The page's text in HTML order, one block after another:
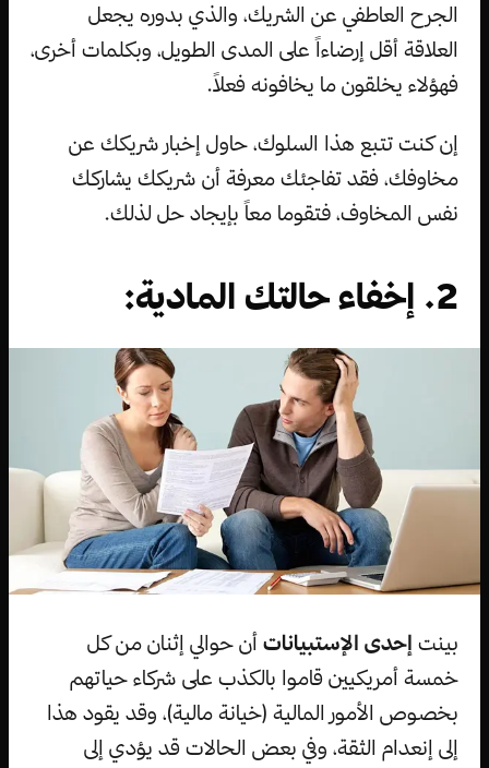
الجرح العاطفي عن الشريك، والذي بدوره يجعل
العلاقة أقل إرضاءاً على المدى الطويل، وبكلمات أخرى،
فهؤلاء يخلقون ما يخافونه فعلاً.
إن كنت تتبع هذا السلوك، حاول إخبار شريكك عن
مخاوفك، فقد تفاجئك معرفة أن شريكك يشاركك
نفس المخاوف، فتقوما معاً بإيجاد حل لذلك.
2. إخفاء حالتك المادية:
بينت إحدى الإستبيانات أن حوالي إثنان من كل
خمسة أمريكيين قاموا بالكذب على شركاء حياتهم
بخصوص الأمور المالية (خيانة مالية)، وقد يقود هذا
إلى إنعدام الثقة، وفي بعض الحالات قد يؤدي إلى